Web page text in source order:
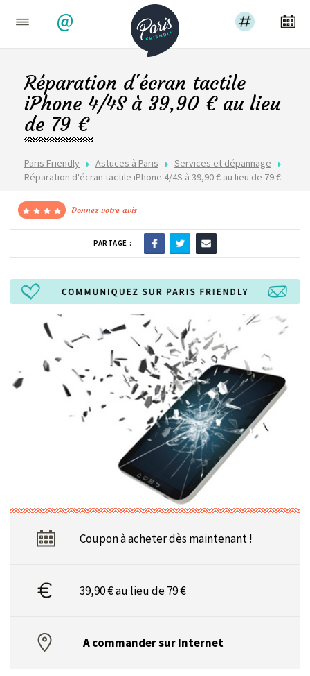
@
Paris Friendly Astuces à Paris
Services et dépannage
Réparation d'écran tactile iPhone 4/4S à 39,90 € au lieu de 79 €
Réparation d'écran tactile
iPhone 4/4S à 39,90 € au lieu
de 79 €
Donnez votre avis
PARTAGE :
Coupon à acheter dès maintenant !
39,90 € au lieu de 79 €
A commander sur Internet